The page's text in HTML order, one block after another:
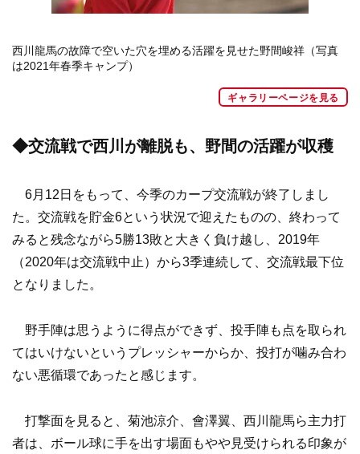
西川龍馬の故障で空いた穴を埋める活躍を見せた野間峻祥（写真
は2021年春季キャンプ）
ギャラリーページを見る
◆交流戦で西川が離脱も、野間の活躍が収穫
6月12日をもって、今季のカープ交流戦が終了しまし
た。交流戦を貯金6という状況で迎えたものの、終わって
みると残念ながら5勝13敗と大きく負け越し、2019年
（2020年は交流戦中止）から3季連続して、交流戦最下位
となりました。
野手陣は思うように得点ができず、投手陣も点を取られ
てはいけないというプレッシャーからか、投打が噛み合わ
ない悪循環であったと感じます。
打撃面を見ると、菊池涼介、會澤翼、西川龍馬ら主力打
者は、ボール球に手を出す場面もやや見受けられる印象が